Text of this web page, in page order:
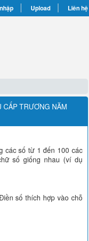
Upload Liên hệ
CẤP TRƯƠNG NĂM
các số từ 1 đến 100 các
số giống nhau (ví dụ
số thích hợp vào chỗ